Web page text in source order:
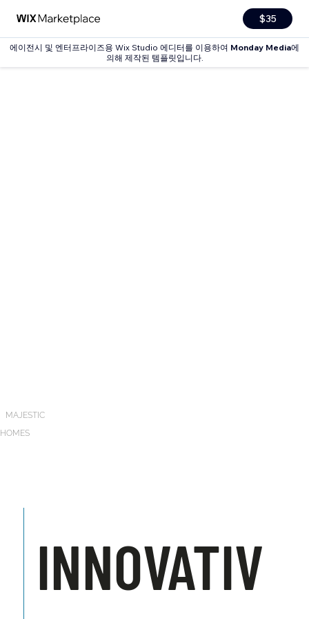
$35
에이전시 및 엔터프라이즈용 Wix Studio 에디터를 이용하여 Monday Media에
의해 제작된 템플릿입니다.